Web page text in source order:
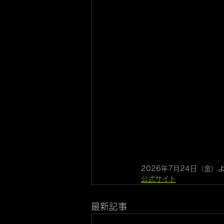
2026年7月24日（金）よ
公式サイト
最新記事